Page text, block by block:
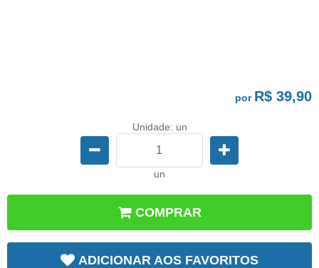
por R$ 39,90
Unidade: un
un
COMPRAR
ADICIONAR AOS FAVORITOS